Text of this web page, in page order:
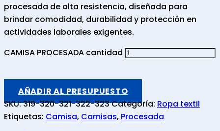
procesada de alta resistencia, diseñada para
brindar comodidad, durabilidad y protección en
actividades laborales exigentes.
CAMISA PROCESADA cantidad
AÑADIR AL PRESUPUESTO
SKU:319-320-321-322-323Categoría: Ropa textil
Etiquetas: Camisa, Camisas, Procesada